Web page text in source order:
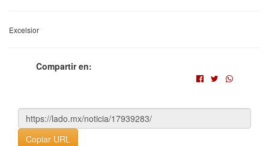
Excelsior
Compartir en:
Copiar URL